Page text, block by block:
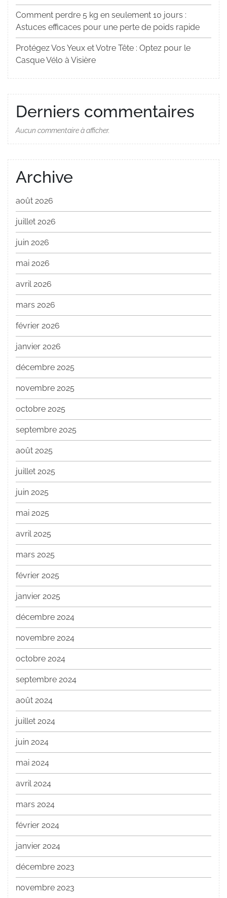
Comment perdre 5 kg en seulement 10 jours :
Astuces efficaces pour une perte de poids rapide
Protégez Vos Yeux et Votre Tête : Optez pour le
Casque Vélo à Visière
Derniers commentaires
Aucun commentaire à afficher.
Archive
août 2026
juillet 2026
juin 2026
mai 2026
avril 2026
mars 2026
février 2026
janvier 2026
décembre 2025
novembre 2025
octobre 2025
septembre 2025
août 2025
juillet 2025
juin 2025
mai 2025
avril 2025
mars 2025
février 2025
janvier 2025
décembre 2024
novembre 2024
octobre 2024
septembre 2024
août 2024
juillet 2024
juin 2024
mai 2024
avril 2024
mars 2024
février 2024
janvier 2024
décembre 2023
novembre 2023